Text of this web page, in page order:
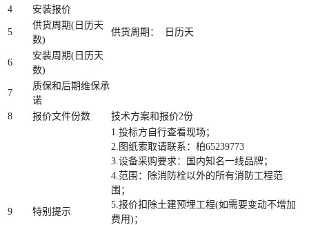
4
安装报价
5
供货周期(日历天
数)
供货周期： 日历天
6
安装周期(日历天
数)
7
质保和后期维保承
诺
8
报价文件份数 技术方案和报价2份
9 特别提示
1.投标方自行查看现场；
2.图纸索取请联系：柏65239773
3.设备采购要求：国内知名一线品牌；
4.范围：除消防栓以外的所有消防工程范
围；
5.报价扣除土建预埋工程(如需要变动不增加
费用)；